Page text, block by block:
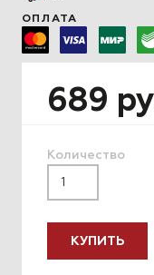
ОПЛАТА
689
Количество
КУПИТЬ